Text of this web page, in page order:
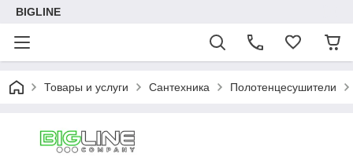
BIGLINE
Товары и услуги Сантехника Полотенцесушители